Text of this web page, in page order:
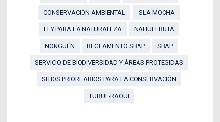
CONSERVACIÓN AMBIENTAL ISLA MOCHA
LEY PARA LA NATURALEZA NAHUELBUTA
NONGUÉN REGLAMENTO SBAP SBAP
SERVICIO DE BIODIVERSIDAD Y ÁREAS PROTEGIDAS
SITIOS PRIORITARIOS PARA LA CONSERVACIÓN
TUBUL-RAQUI